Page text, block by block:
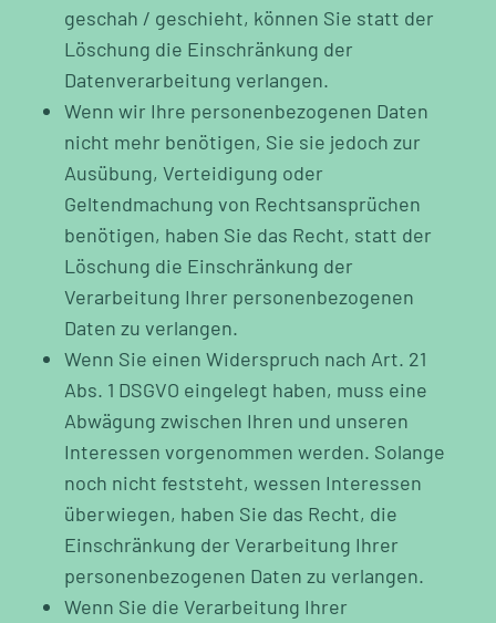
geschah / geschieht, können Sie statt der
Löschung die Einschränkung der
Datenverarbeitung verlangen.
Wenn wir Ihre personenbezogenen Daten
nicht mehr benötigen, Sie sie jedoch zur
Ausübung, Verteidigung oder
Geltendmachung von Rechtsansprüchen
benötigen, haben Sie das Recht, statt der
Löschung die Einschränkung der
Verarbeitung Ihrer personenbezogenen
Daten zu verlangen.
Wenn Sie einen Widerspruch nach Art. 21
Abs. 1 DSGVO eingelegt haben, muss eine
Abwägung zwischen Ihren und unseren
Interessen vorgenommen werden. Solange
noch nicht feststeht, wessen Interessen
überwiegen, haben Sie das Recht, die
Einschränkung der Verarbeitung Ihrer
personenbezogenen Daten zu verlangen.
Wenn Sie die Verarbeitung Ihrer